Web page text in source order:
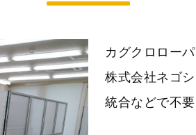
カグクロロー
株式会社ネゴ
統合などで不